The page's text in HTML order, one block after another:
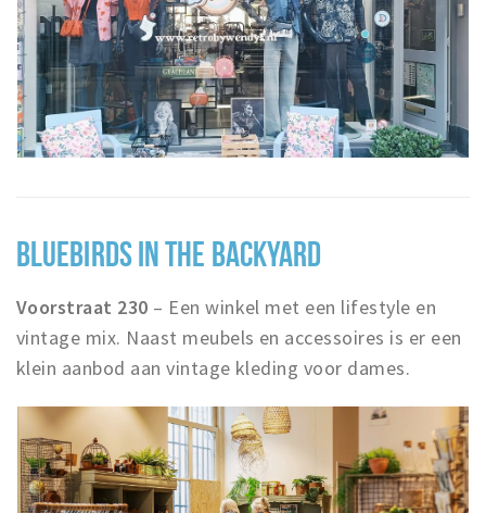
BLUEBIRDS IN THE BACKYARD
Voorstraat 230 – Een winkel met een lifestyle en
vintage mix. Naast meubels en accessoires is er een
klein aanbod aan vintage kleding voor dames.